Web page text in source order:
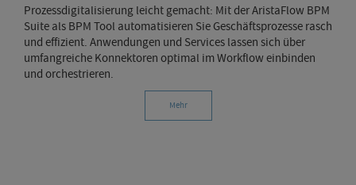
Prozessdigitalisierung leicht gemacht: Mit der AristaFlow BPM
Suite als BPM Tool automatisieren Sie Geschäftsprozesse rasch
und effizient. Anwendungen und Services lassen sich über
umfangreiche Konnektoren optimal im Workflow einbinden
und orchestrieren.
Mehr